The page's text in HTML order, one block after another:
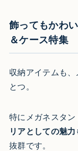
飾ってもかわ
＆ケース特集
収納アイテムも
とつ。
特にメガネスタン
リアとしての魅力
抜群です。